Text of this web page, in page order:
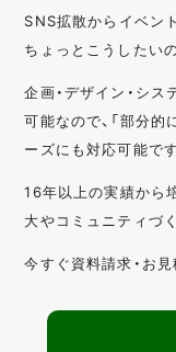
SNS拡散からイベン
ちょっとこうしたい
企画・デザイン・シ
可能なので、「部分的
ーズにも対応可能です
16年以上の実績から
大やコミュニティづ
今すぐ資料請求・お